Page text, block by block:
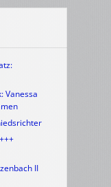
Vanessa
II